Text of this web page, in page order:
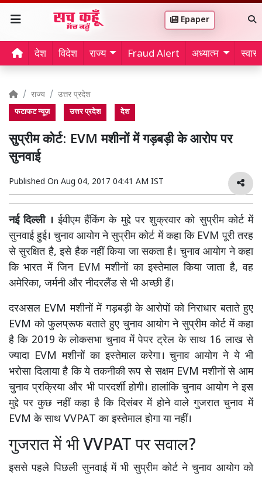
Epaper
देश विदेश राज्य Fraud Alert अध्यात्म
राज्य उत्तर प्रदेश
फटाफट न्यूज़ उत्तर प्रदेश देश
सुप्रीम कोर्ट: EVM मशीनों में गड़बड़ी के आरोप पर
सुनवाई
Published On Aug 04, 2017 04:41 AM IST
नई दिल्ली । ईवीएम हैंकिंग के मुद्दे पर शुक्रवार को सुप्रीम कोर्ट में
सुनवाई हुई। चुनाव आयोग ने सुप्रीम कोर्ट में कहा कि EVM पूरी तरह
से सुरक्षित है, इसे हैक नहीं किया जा सकता है। चुनाव आयोग ने कहा
कि भारत में जिन EVM मशीनों का इस्तेमाल किया जाता है, वह
अमेरिका, जर्मनी और नीदरलैंड से भी अच्छी हैं।
दरअसल EVM मशीनों में गड़बड़ी के आरोपों को निराधार बताते हुए
EVM को फुलप्रूफ बताते हुए चुनाव आयोग ने सुप्रीम कोर्ट में कहा
है कि 2019 के लोकसभा चुनाव में पेपर ट्रेल के साथ 16 लाख से
ज्यादा EVM मशीनों का इस्तेमाल करेगा। चुनाव आयोग ने ये भी
भरोसा दिलाया है कि ये तकनीकी रूप से सक्षम EVM मशीनों से आम
चुनाव प्रक्रिया और भी पारदर्शी होगी। हालांकि चुनाव आयोग ने इस
मुद्दे पर कुछ नहीं कहा है कि दिसंबर में होने वाले गुजरात चुनाव में
EVM के साथ VVPAT का इस्तेमाल होगा या नहीं।
गुजरात में भी VVPAT पर सवाल?
इससे पहले पिछली सुनवाई में भी सुप्रीम कोर्ट ने चुनाव आयोग को